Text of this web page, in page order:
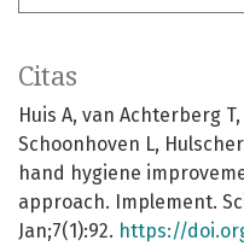
Citas
Huis A, van Achterberg
Schoonhoven L,
hand hygiene
approach. Implement.
Jan;7(1):92. https://